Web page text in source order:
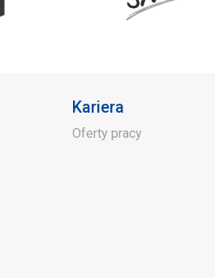
Kariera
Oferty pracy